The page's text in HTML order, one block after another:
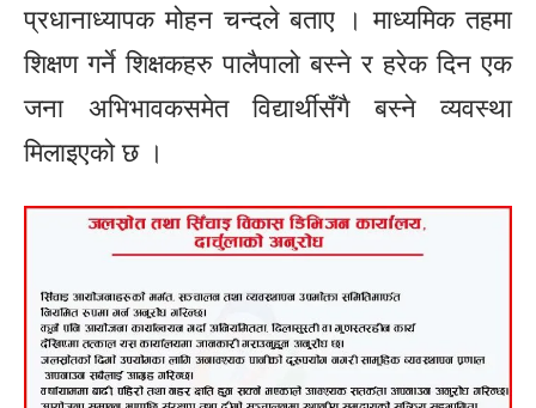
प्रधानाध्यापक मोहन चन्दले बताए । माध्यमिक तहमा
शिक्षण गर्ने शिक्षकहरु पालैपालो बस्ने र हरेक दिन एक
जना अभिभावकसमेत विद्यार्थीसँगै बस्ने व्यवस्था
मिलाइएको छ ।